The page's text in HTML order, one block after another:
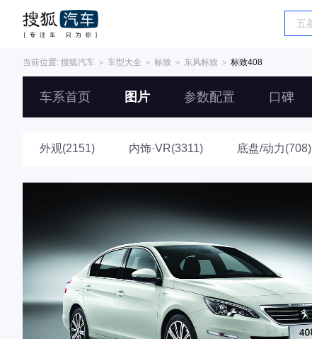
当前位置: 搜狐汽车 ＞ 车型大全 ＞ 标致 ＞ 东风标致 ＞ 标致408
车系首页 图片 参数配置 口碑
外观(2151) 内饰·VR(3311) 底盘/动力(708)